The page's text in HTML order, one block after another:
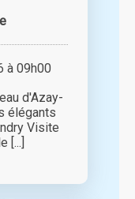
à 09h00
d'Azay-
élégants
Visite
[...]